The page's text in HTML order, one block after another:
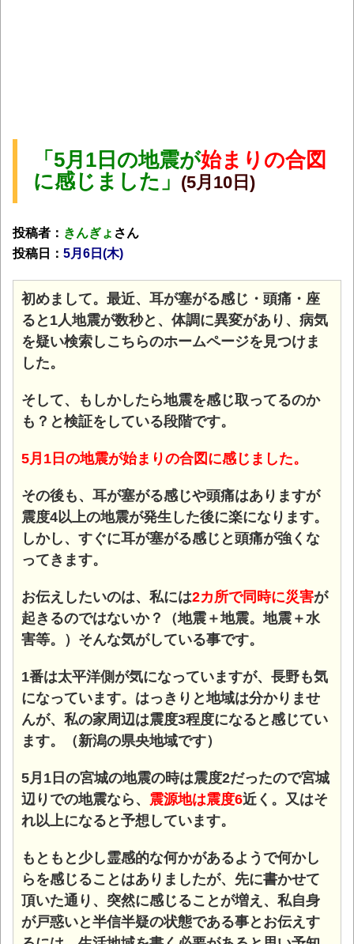
「5月1日の地震が始まりの合図
に感じました」 (5月10日)
投稿者： きんぎょ さん
投稿日： 5月6 日(木)
初めまして。最近、耳が塞がる感じ・頭痛・座
ると1人地震が数秒と、体調に異変があり、病気
を疑い検索しこちらのホームページを見つけま
した。
そして、もしかしたら地震を感じ取ってるのか
も？と検証をしている段階です。
5月1日の地震が始まりの合図に感じました。
その後も、耳が塞がる感じや頭痛はありますが
震度4以上の地震が発生した後に楽になります。
しかし、すぐに耳が塞がる感じと頭痛が強くな
ってきます。
お伝えしたいのは、私には2カ所で同時に災害が
起きるのではないか？（地震＋地震。地震＋水
害等。）そんな気がしている事です。
1番は太平洋側が気になっていますが、長野も気
になっています。はっきりと地域は分かりませ
んが、私の家周辺は震度3程度になると感じてい
ます。（新潟の県央地域です）
5月1日の宮城の地震の時は震度2だったので宮城
辺りでの地震なら、 震源地は震度6近く。又はそ
れ以上になると予想しています。
もともと少し霊感的な何かがあるようで何かし
らを感じることはありましたが、先に書かせて
頂いた通り、突然に感じることが増え、私自身
が戸惑いと半信半疑の状態である事とお伝えす